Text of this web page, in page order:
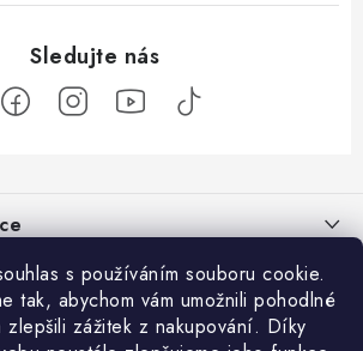
s používáním souboru cookie.
tak, abychom vám umožnili pohodlné
zážitek z nakupování. Díky